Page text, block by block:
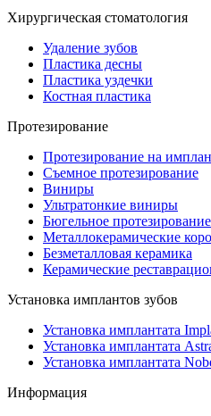
Хирургическая стоматология
Удаление зубов
Пластика десны
Пластика уздечки
Костная пластика
Протезирование
Протезирование на
Съемное протезирование
Виниры
Ультратонкие виниры
Бюгельное протезирование
Металлокерамические
Безметалловая керамика
Керамические
Установка имплантов зубов
Установка имплантата
Установка имплантата
Установка имплантата
Информация